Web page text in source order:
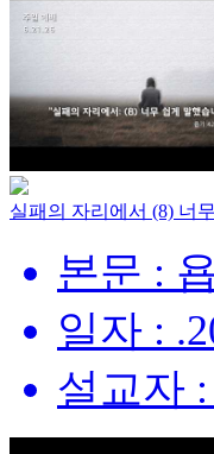
실패의 자리에서 (8) 너
본문 :
일자 :
설교자